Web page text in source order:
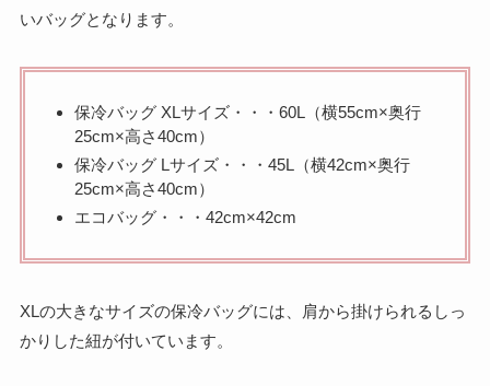
いバッグとなります。
保冷バッグ XLサイズ・・・60L（横55cm×奥行
25cm×高さ40cm）
保冷バッグ Lサイズ・・・45L（横42cm×奥行
25cm×高さ40cm）
エコバッグ・・・42cm×42cm
XLの大きなサイズの保冷バッグには、肩から掛けられるしっ
かりした紐が付いています。